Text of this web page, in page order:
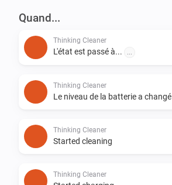
Quand...
Thinking Cleaner
L'état est passé à...
Thinking Cleaner
Le niveau de la batterie a changé
Thinking Cleaner
Started cleaning
Thinking Cleaner